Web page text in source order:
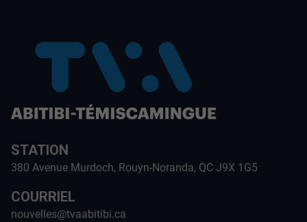
STATION
380 Avenue Murdoch, Rouyn-Noranda, QC J9X 1G5
COURRIEL
nouvelles@tvaabitibi.ca